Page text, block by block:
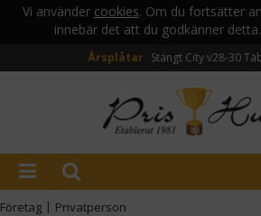
Vi använder cookies. Om du fortsätter
innebär det att du godkänner detta.
Årsplåtar Stängt City v28-30
Företag | Privatperson